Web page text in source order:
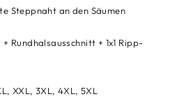
Steppnaht an den Säumen
Rundhalsausschnitt + 1x1 Ripp-
XXL, 3XL, 4XL, 5XL